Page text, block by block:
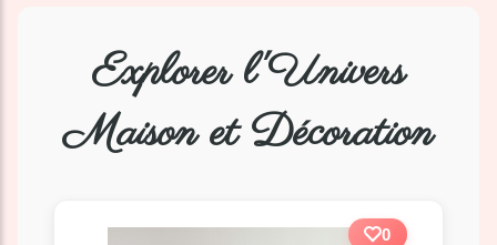
Explorer l'Univers
Maison et Décoration
0